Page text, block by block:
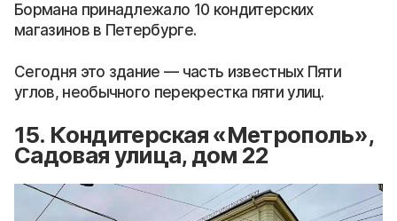
Бормана принадлежало 10 кондитерских
магазинов в Петербурге.
Сегодня это здание — часть известных Пяти
углов, необычного перекрестка пяти улиц.
15. Кондитерская «Метрополь»,
Садовая улица, дом 22